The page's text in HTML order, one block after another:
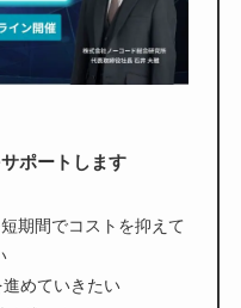
ポートします
期間でコストを抑えて
めていきたい